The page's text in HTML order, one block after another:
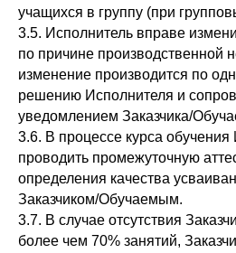
учащихся в группу (при
3.5. Исполнитель вправе
по причине производственной
изменение производится по
решению Исполнителя и
уведомлением Заказчика/
3.6. В процессе курса
проводить промежуточную
определения качества
Заказчиком/Обучаемым.
3.7. В случае отсутствия
более чем 70% занятий,